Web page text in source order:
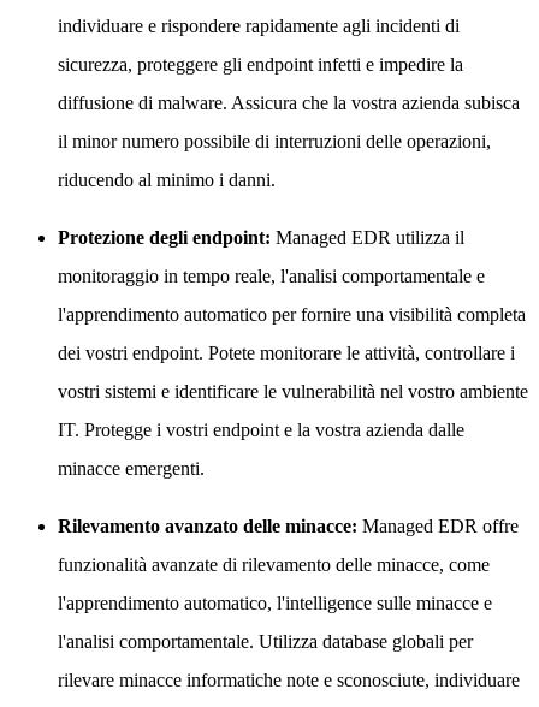
individuare e rispondere rapidamente agli incidenti di
sicurezza, proteggere gli endpoint infetti e impedire la
diffusione di malware. Assicura che la vostra azienda subisca
il minor numero possibile di interruzioni delle operazioni,
riducendo al minimo i danni.
Protezione degli endpoint: Managed EDR utilizza il
monitoraggio in tempo reale, l'analisi comportamentale e
l'apprendimento automatico per fornire una visibilità completa
dei vostri endpoint. Potete monitorare le attività, controllare i
vostri sistemi e identificare le vulnerabilità nel vostro ambiente
IT. Protegge i vostri endpoint e la vostra azienda dalle
minacce emergenti.
Rilevamento avanzato delle minacce: Managed EDR offre
funzionalità avanzate di rilevamento delle minacce, come
l'apprendimento automatico, l'intelligence sulle minacce e
l'analisi comportamentale. Utilizza database globali per
rilevare minacce informatiche note e sconosciute, individuare